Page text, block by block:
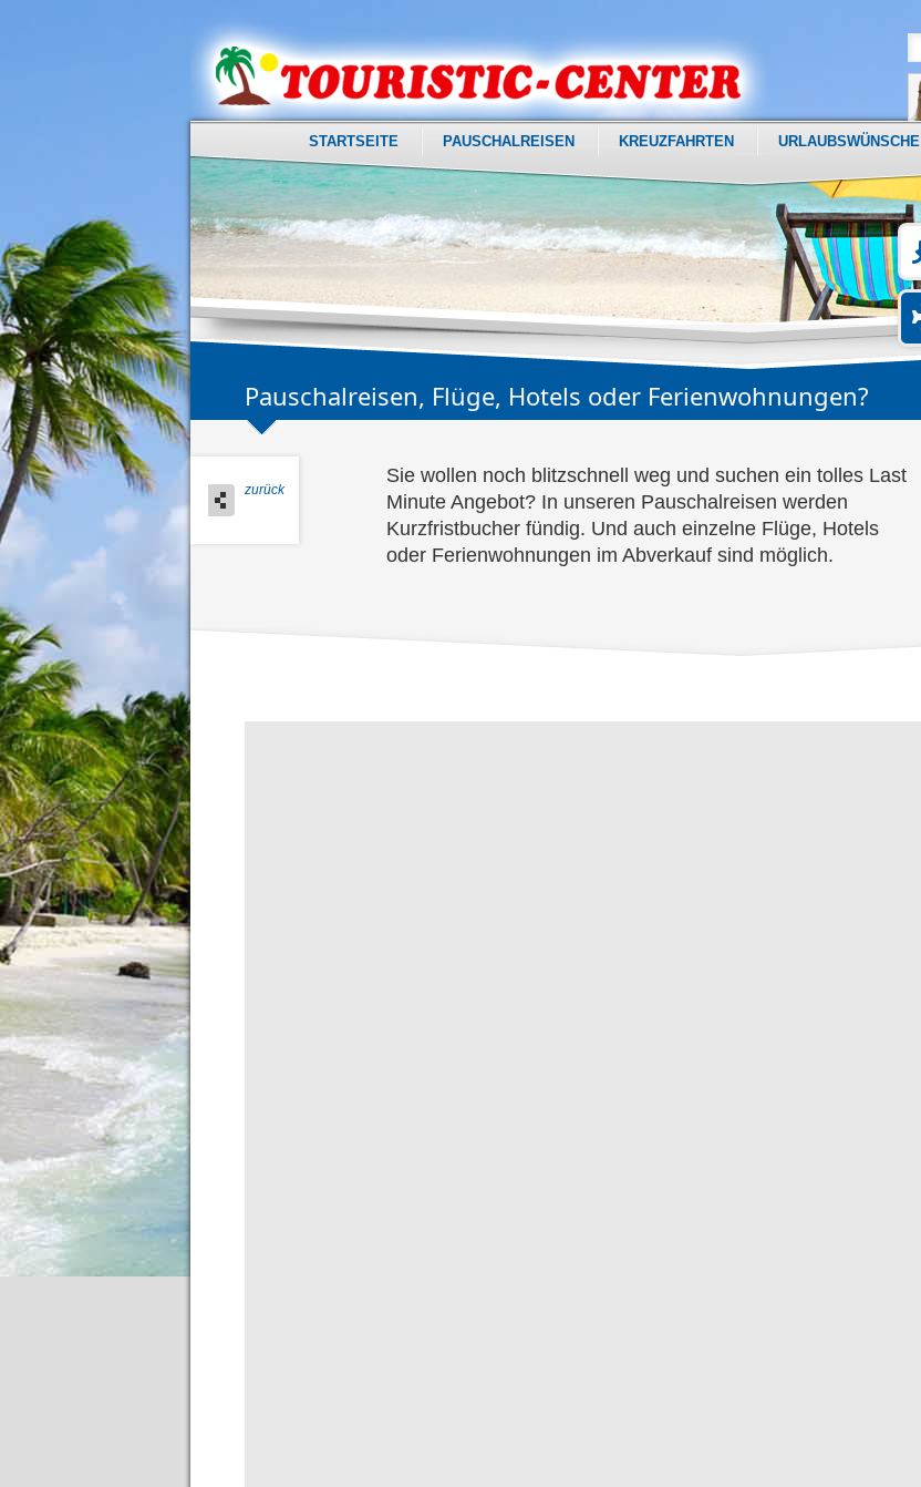
STARTSEITE PAUSCHALREISEN KREUZFAHRTEN URLAUBSWÜNSCHE
Pauschalreisen, Flüge, Hotels oder Ferienwohnungen?
zurück
Sie wollen noch blitzschnell weg und suchen ein tolles Last
Minute Angebot? In unseren Pauschalreisen werden
Kurzfristbucher fündig. Und auch einzelne Flüge, Hotels
oder Ferienwohnungen im Abverkauf sind möglich.